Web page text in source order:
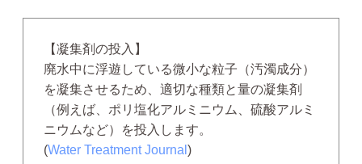
【凝集剤の投入】
廃水中に浮遊している微小な粒子（汚濁成分）
を凝集させるため、適切な種類と量の凝集剤
（例えば、ポリ塩化アルミニウム、硫酸アルミ
ニウムなど）を投入します。
(Water Treatment Journal )